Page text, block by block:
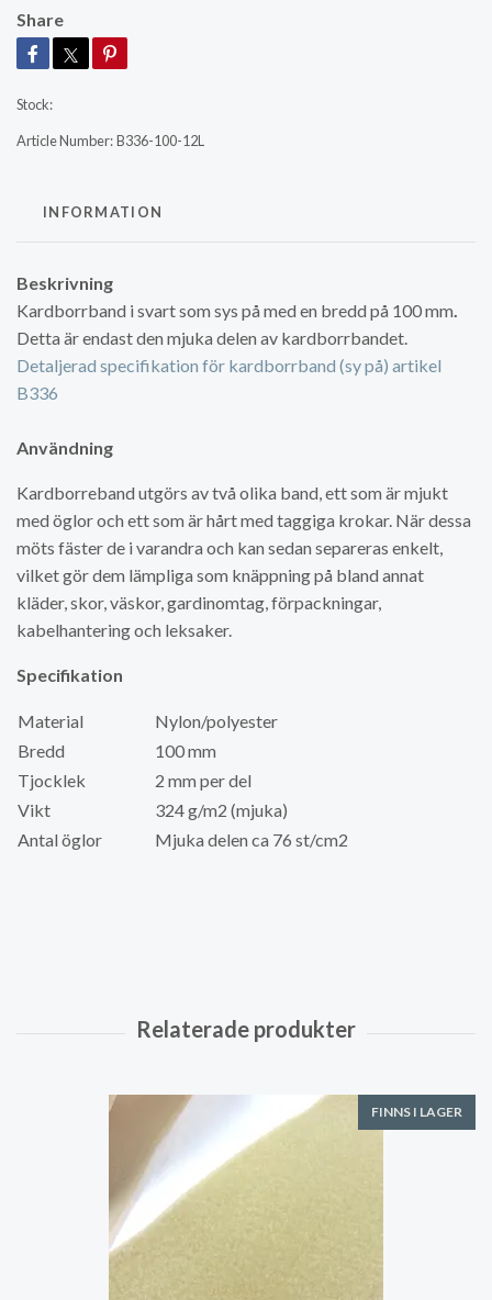
Share
Stock:
Article Number:B336-100-12L
INFORMATION
Beskrivning
Kardborrband i svart som sys på med en bredd på 100 mm.
Detta är endast den mjuka delen av kardborrbandet.
Detaljerad specifikation för kardborrband (sy på) artikel
B336
Användning
Kardborreband utgörs av två olika band, ett som är mjukt
med öglor och ett som är hårt med taggiga krokar. När dessa
möts fäster de i varandra och kan sedan separeras enkelt,
vilket gör dem lämpliga som knäppning på bland annat
kläder, skor, väskor, gardinomtag, förpackningar,
kabelhantering och leksaker.
Specifikation
Material
Nylon/polyester
Bredd
100 mm
Tjocklek
2 mm per del
Vikt
324 g/m2 (mjuka)
Antal öglor
Mjuka delen ca 76 st/cm2
FINNS I LAGER